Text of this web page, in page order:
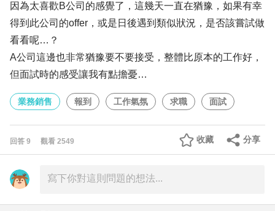
因為太喜歡B公司的感覺了，這幾天一直在猶豫，如果有幸
得到此公司的offer，或是日後遇到類似狀況，是否該嘗試做
看看呢…？
A公司這邊也非常猶豫要不要接受，整體比原本的工作好，
但面試時的感受讓我有點擔憂…
業務銷售 報到 工作氣氛 求職 面試
回答 9 觀看 2549 分享
收藏